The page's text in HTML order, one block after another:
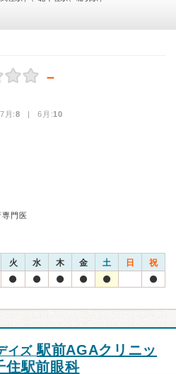
－
月:8 | 6月:10
専門医
火 水 木 金 土 日 祝
イズ駅前AGAクリニッ
住駅前眼科